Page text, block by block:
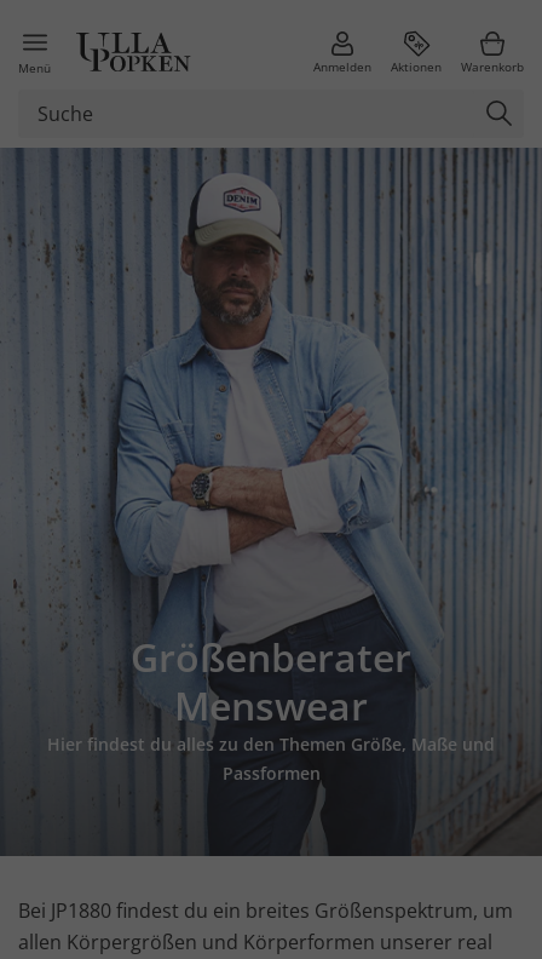
Menü Anmelden Aktionen Warenkorb
Größenberater
Menswear
Hier findest du alles zu den Themen Größe, Maße und
Passformen
Bei JP1880 findest du ein breites Größenspektrum, um
allen Körpergrößen und Körperformen unserer real